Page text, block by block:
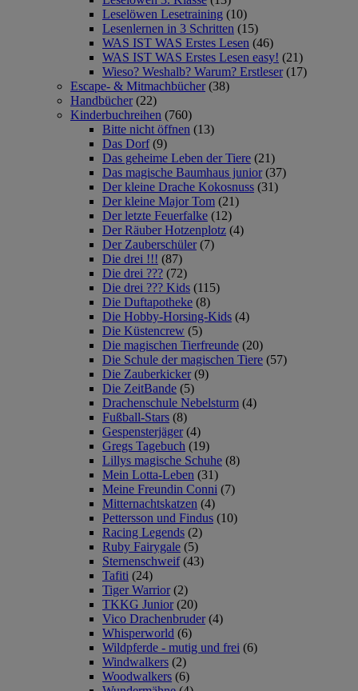
Leselöwen Lesetraining (10)
Lesenlernen in 3 Schritten (15)
WAS IST WAS Erstes Lesen (46)
WAS IST WAS Erstes Lesen easy! (21)
Wieso? Weshalb? Warum? Erstleser (17)
Escape- & Mitmachbücher (38)
Handbücher (22)
Kinderbuchreihen (760)
Bitte nicht öffnen (13)
Das Dorf (9)
Das geheime Leben der Tiere (21)
Das magische Baumhaus junior (37)
Der kleine Drache Kokosnuss (31)
Der kleine Major Tom (21)
Der letzte Feuerfalke (12)
Der Räuber Hotzenplotz (4)
Der Zauberschüler (7)
Die drei !!! (87)
Die drei ??? (72)
Die drei ??? Kids (115)
Die Duftapotheke (8)
Die Hobby-Horsing-Kids (4)
Die Küstencrew (5)
Die magischen Tierfreunde (20)
Die Schule der magischen Tiere (57)
Die Zauberkicker (9)
Die ZeitBande (5)
Drachenschule Nebelsturm (4)
Fußball-Stars (8)
Gespensterjäger (4)
Gregs Tagebuch (19)
Lillys magische Schuhe (8)
Mein Lotta-Leben (31)
Meine Freundin Conni (7)
Mitternachtskatzen (4)
Pettersson und Findus (10)
Racing Legends (2)
Ruby Fairygale (5)
Sternenschweif (43)
Tafiti (24)
Tiger Warrior (2)
TKKG Junior (20)
Vico Drachenbruder (4)
Whisperworld (6)
Wildpferde - mutig und frei (6)
Windwalkers (2)
Woodwalkers (6)